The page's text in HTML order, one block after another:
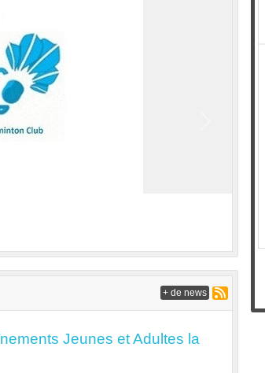
Jeunes et Adultes la
+ de news